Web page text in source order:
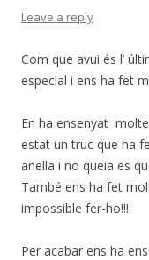
Leave a reply
Com que avui és l’
especial i ens ha fet
En ha ensenyat
estat un truc que ha
anella i no queia es
També ens ha fet
impossible fer-ho!!!
Per acabar ens ha